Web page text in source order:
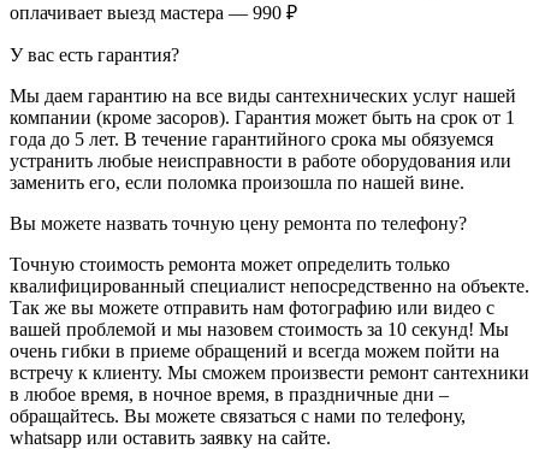
оплачивает выезд мастера — 990 ₽
У вас есть гарантия?
Мы даем гарантию на все виды сантехнических услуг нашей
компании (кроме засоров). Гарантия может быть на срок от 1
года до 5 лет. В течение гарантийного срока мы обязуемся
устранить любые неисправности в работе оборудования или
заменить его, если поломка произошла по нашей вине.
Вы можете назвать точную цену ремонта по телефону?
Точную стоимость ремонта может определить только
квалифицированный специалист непосредственно на объекте.
Так же вы можете отправить нам фотографию или видео с
вашей проблемой и мы назовем стоимость за 10 секунд! Мы
очень гибки в приеме обращений и всегда можем пойти на
встречу к клиенту. Мы сможем произвести ремонт сантехники
в любое время, в ночное время, в праздничные дни –
обращайтесь. Вы можете связаться с нами по телефону,
whatsapp или оставить заявку на сайте.